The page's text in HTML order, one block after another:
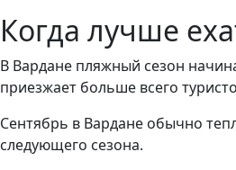
Когда лучше
В Вардане пляжный сезон
приезжает больше всего
Сентябрь в Вардане обычно
следующего сезона.